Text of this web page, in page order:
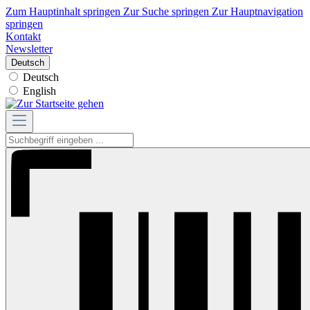
Zum Hauptinhalt springen Zur Suche springen Zur Hauptnavigation
springen
Kontakt
Newsletter
Deutsch
Deutsch
English